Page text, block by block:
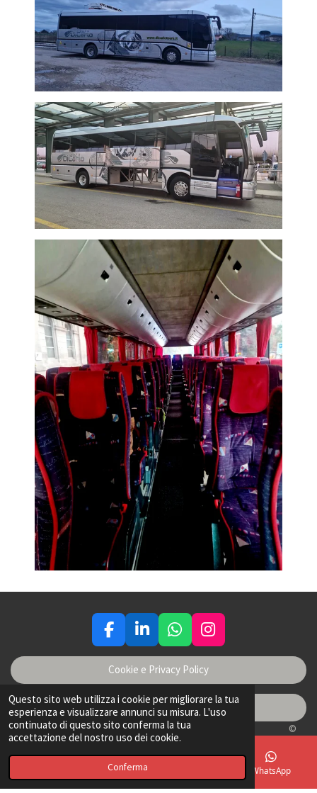
Questo sito web utilizza i cookie per migliorare la tua
esperienza e visualizzare annunci su misura. L'uso
continuato di questo sito conferma la tua
accettazione del nostro uso dei cookie.
Conferma
F
a
c
e
b
o
o
k
L
i
n
k
e
d
I
n
W
h
a
t
s
A
p
p
I
n
s
t
a
g
m
Cookie e Privacy Policy
Termini e condizioni
©
2023 - 2025 Di Carlo Tours srl | Tour Operator Agenzia Viaggi Turismo &
Noleggio autobus e Minibus.
Sede di Milano: Varedo (MB) |
Telefono WhatsApp